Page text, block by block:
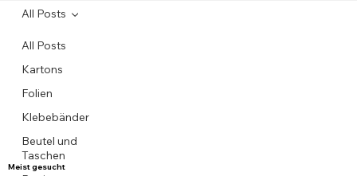
All Posts
Kartons
Folien
Klebebänder
Beutel und
Taschen
All Posts
Meist gesucht